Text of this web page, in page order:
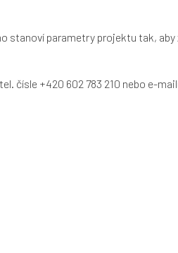
stanoví parametry projektu tak,
čísle +420 602 783 210 nebo e-